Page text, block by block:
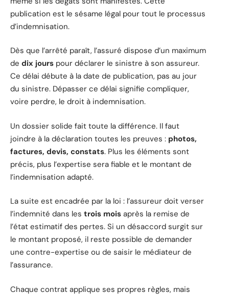
publication est le sésame légal pour tout le processus
d’indemnisation.
Dès que l’arrêté paraît, l’assuré dispose d’un maximum
de dix jours pour déclarer le sinistre à son assureur.
Ce délai débute à la date de publication, pas au jour
du sinistre. Dépasser ce délai signifie compliquer,
voire perdre, le droit à indemnisation.
Un dossier solide fait toute la différence. Il faut
joindre à la déclaration toutes les preuves : photos,
factures, devis, constats. Plus les éléments sont
précis, plus l’expertise sera fiable et le montant de
l’indemnisation adapté.
La suite est encadrée par la loi : l’assureur doit verser
l’indemnité dans les trois mois après la remise de
l’état estimatif des pertes. Si un désaccord surgit sur
le montant proposé, il reste possible de demander
une contre-expertise ou de saisir le médiateur de
l’assurance.
Chaque contrat applique ses propres règles, mais